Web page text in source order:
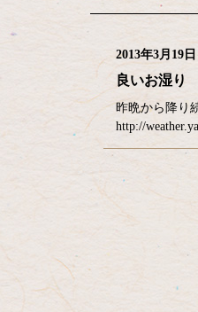
2013年3月19日
良いお湿り
昨晩から降り
http://
コ
ツ
ペ
先